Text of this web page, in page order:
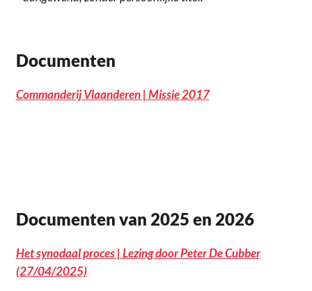
Documenten
Commanderij Vlaanderen | Missie 2017
Documenten van 2025 en 2026
Het synodaal proces | Lezing door Peter De Cubber
(27/04/2025)